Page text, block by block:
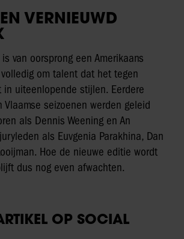
VERNIEUWD
van oorsprong een Amerikaans
om talent dat het tegen
in uiteenlopende stijlen. Eerdere
Vlaamse seizoenen werden geleid
als Dennis Weening en An
als Euvgenia Parakhina, Dan
Hoe de nieuwe editie wordt
dus nog even afwachten.
OP SOCIAL